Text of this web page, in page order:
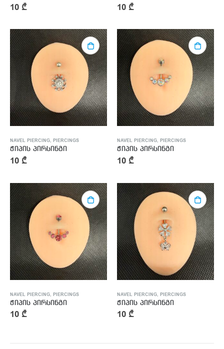
10 ₾ 10 ₾
NAVEL PIERCING, PIERCINGS
ჭიპის პირსინგი
10 ₾
NAVEL PIERCING, PIERCINGS
ჭიპის პირსინგი
10 ₾
NAVEL PIERCING, PIERCINGS
ჭიპის პირსინგი
10 ₾
NAVEL PIERCING, PIERCINGS
ჭიპის პირსინგი
10 ₾